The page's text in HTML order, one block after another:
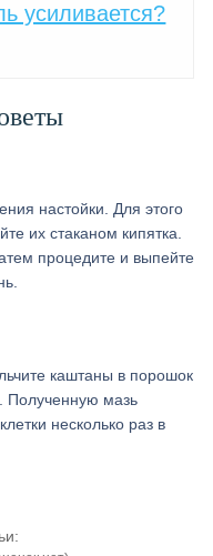
усиливается?
настойки. Для этого
их стаканом кипятка.
процедите и выпейте
каштаны в порошок
Полученную мазь
несколько раз в